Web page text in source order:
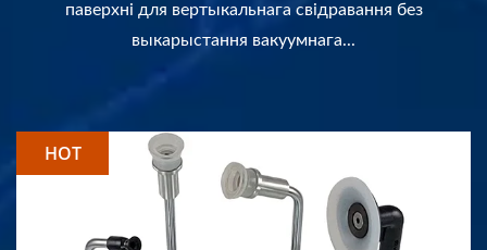
паверхні для вертыкальнага свідравання без
выкарыстання вакуумнага...
HOT